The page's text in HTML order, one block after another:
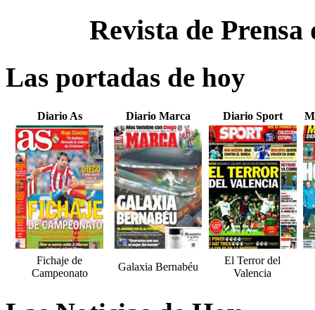
Revista de
Las portadas de hoy
Diario As Diario Marca Diario Sport
Fichaje de
Campeonato
Galaxia Bernabéu
El Terror del
Valencia